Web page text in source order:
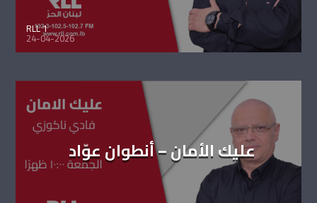
RLL 1
24-04-2026
عليك الأمان – أنطوان عوّاد